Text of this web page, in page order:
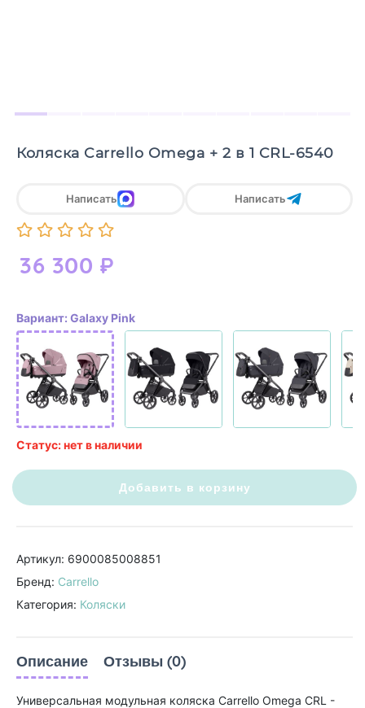
Коляска Carrello Omega + 2 в 1 CRL-6540
36 300 ₽
Написать Написать
Вариант: Galaxy Pink
Статус: нет в наличии
Добавить в корзину
Артикул: 6900085008851
Бренд: Carrello
Категория: Коляски
Описание Отзывы (0)
Универсальная модульная коляска Carrello Omega CRL -